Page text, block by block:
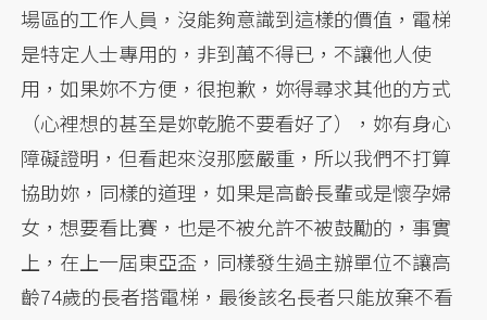
場區的工作人員，沒能夠意識到這樣的價值，電梯
是特定人士專用的，非到萬不得已，不讓他人使
用，如果妳不方便，很抱歉，妳得尋求其他的方式
（心裡想的甚至是妳乾脆不要看好了），妳有身心
障礙證明，但看起來沒那麼嚴重，所以我們不打算
協助妳，同樣的道理，如果是高齡長輩或是懷孕婦
女，想要看比賽，也是不被允許不被鼓勵的，事實
上，在上一屆東亞盃，同樣發生過主辦單位不讓高
齡74歲的長者搭電梯，最後該名長者只能放棄不看